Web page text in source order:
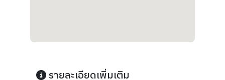
รายละเอียดเพิ่มเติม